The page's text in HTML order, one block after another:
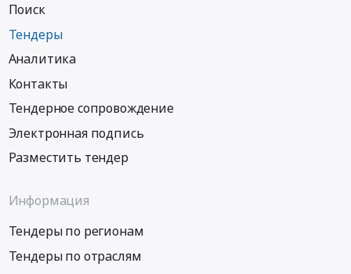
Поиск
Тендеры
Аналитика
Контакты
Тендерное сопровождение
Электронная подпись
Разместить тендер
Информация
Тендеры по регионам
Тендеры по отраслям